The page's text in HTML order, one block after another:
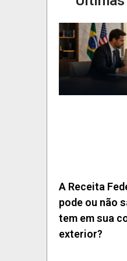
A Receita
pode ou não
tem em sua
exterior?